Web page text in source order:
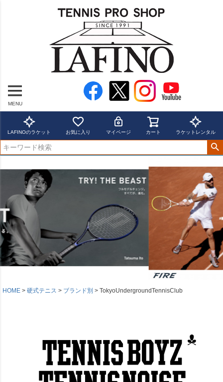
MENU
LAFINOのラケット お気に入り マイページ カート ラケットレンタル
HOME 硬式テニス ブランド別 TokyoUndergroundTennisClub